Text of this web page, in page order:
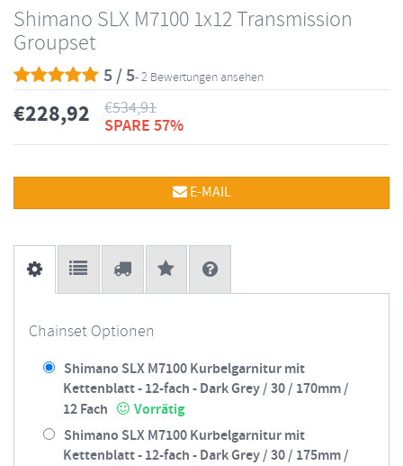
Shimano SLX M7100 1x12 Transmission
Groupset
5 / 5- 2 Bewertungen ansehen
€228,92 €534,91
SPARE 57%
E-MAIL
Chainset Optionen
Shimano SLX M7100 Kurbelgarnitur mit
Kettenblatt - 12-fach - Dark Grey / 30 / 170mm /
12 Fach
Vorrätig
Shimano SLX M7100 Kurbelgarnitur mit
Kettenblatt - 12-fach - Dark Grey / 30 / 175mm /